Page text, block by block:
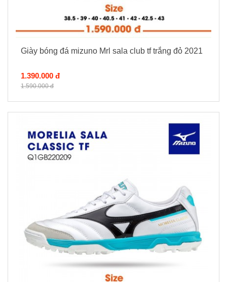
Giày bóng đá mizuno Mrl sala club tf trắng đỏ 2021
1.390.000 đ
1.590.000 đ